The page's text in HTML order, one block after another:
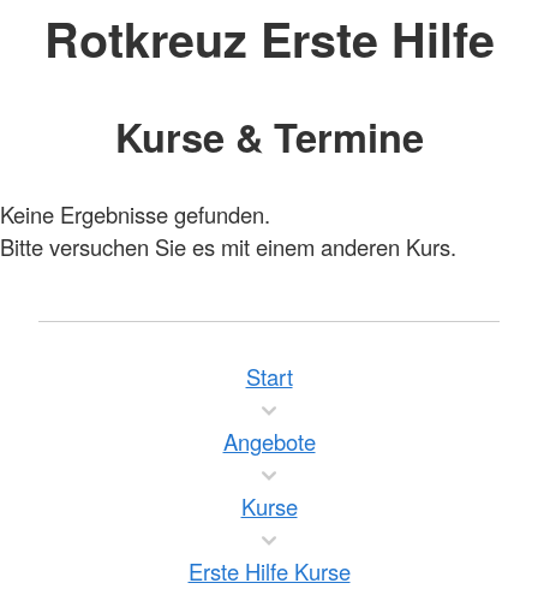
Rotkreuz Erste Hilfe
Kurse & Termine
Keine Ergebnisse gefunden.
Bitte versuchen Sie es mit einem anderen Kurs.
Start
Angebote
Kurse
Erste Hilfe Kurse